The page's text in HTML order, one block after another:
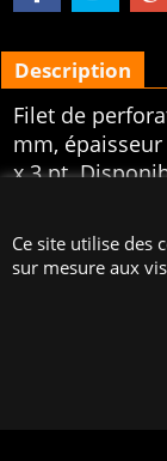
Description
Filet de
mm,
x 3 pt.
Ce site utilise des
sur mesure aux